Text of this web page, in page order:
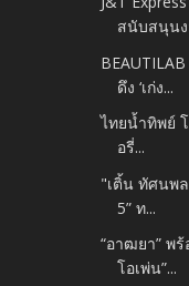
สนับสนุนง
ดึง ‘เก่ง...
ไทยน้ำทิพย์
อรี่...
"เติ้น ทัศนพ
5” ท...
“อาฒยา” พ
โอเพ่น”...